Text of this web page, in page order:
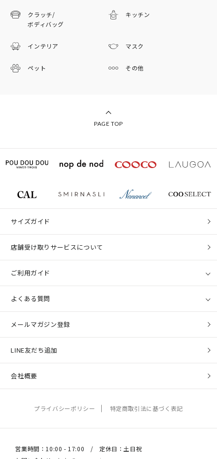
クラッチ/
ボディバッグ
キッチン
インテリア マスク
ペット その他
PAGE TOP
サイズガイド
店舗受け取りサービスについて
ご利用ガイド
よくある質問
メールマガジン登録
LINE友だち追加
会社概要
プライバシーポリシー 特定商取引法に基づく表記
営業時間：10:00 - 17:00 / 定休日：土日祝